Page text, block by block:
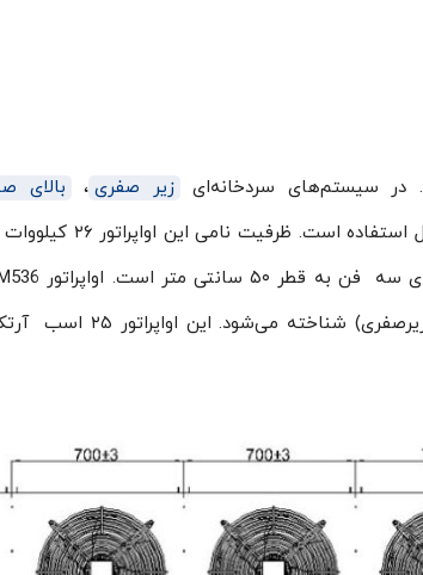
سیستم‌های سردخانه‌ای زیر صفری ، بالای
در فضای داخل سردخانه قابل استفاده است.
زبان عامیانه برابر با کمپرسور با قدرت ۲۵ اسب بخار (با کاربری